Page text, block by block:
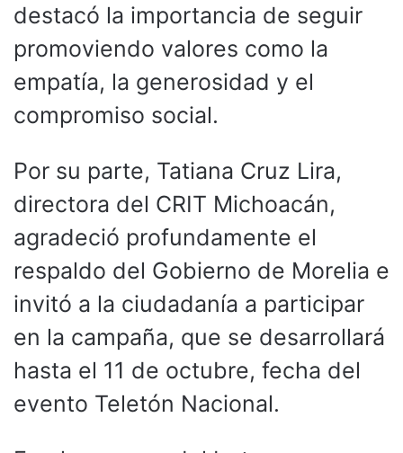
destacó la importancia de seguir
promoviendo valores como la
empatía, la generosidad y el
compromiso social.
Por su parte, Tatiana Cruz Lira,
directora del CRIT Michoacán,
agradeció profundamente el
respaldo del Gobierno de Morelia e
invitó a la ciudadanía a participar
en la campaña, que se desarrollará
hasta el 11 de octubre, fecha del
evento Teletón Nacional.